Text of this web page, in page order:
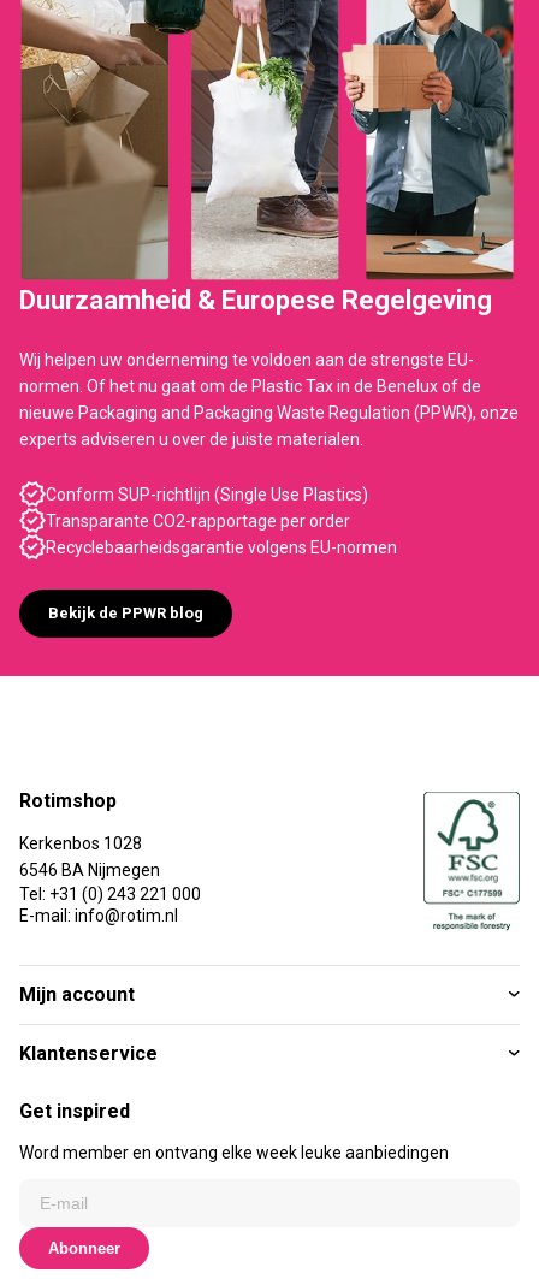
Duurzaamheid & Europese Regelgeving
Wij helpen uw onderneming te voldoen aan de strengste EU-
normen. Of het nu gaat om de Plastic Tax in de Benelux of de
nieuwe Packaging and Packaging Waste Regulation (PPWR), onze
experts adviseren u over de juiste materialen.
Conform SUP-richtlijn (Single Use Plastics)
Transparante CO2-rapportage per order
Recyclebaarheidsgarantie volgens EU-normen
Bekijk de PPWR blog
Rotimshop
Kerkenbos 1028
6546 BA Nijmegen
Tel: +31 (0) 243 221 000
E-mail: info@rotim.nl
Mijn account
Klantenservice
Get inspired
Word member en ontvang elke week leuke aanbiedingen
Abonneer